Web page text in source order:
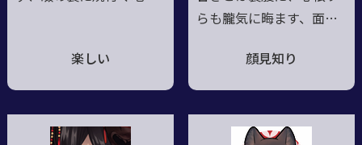
に。
がり。元来社交的ではあ
し。他人の涙も自分の涙
楽しい
らも朧気に晦ます、面妖
に煙管、洒落と遊興を好
者。――然れど鋭き紅眼の奥
顔見知り